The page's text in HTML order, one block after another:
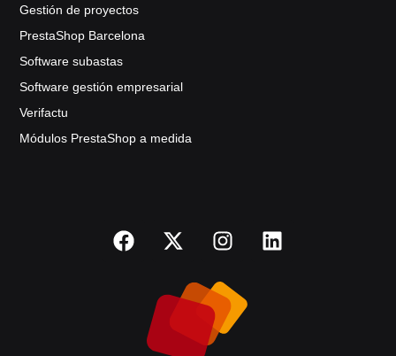
Gestión de proyectos
PrestaShop Barcelona
Software subastas
Software gestión empresarial
Verifactu
Módulos PrestaShop a medida